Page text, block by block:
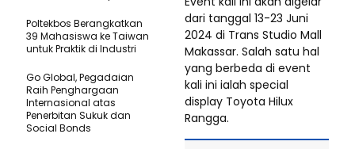
dari tanggal 13-23 Juni
2024 di Trans Studio Mall
Makassar. Salah satu hal
yang berbeda di event
kali ini ialah special
display Toyota Hilux
Rangga.
Poltekbos Berangkatkan
39 Mahasiswa ke Taiwan
untuk Praktik di Industri
Go Global, Pegadaian
Raih Penghargaan
Internasional atas
Penerbitan Sukuk dan
Social Bonds